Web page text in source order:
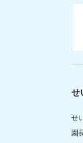
せ
せ
園